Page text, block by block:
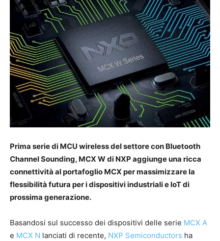
Prima serie di MCU wireless del settore con Bluetooth
Channel Sounding, MCX W di NXP aggiunge una ricca
connettività al portafoglio MCX per massimizzare la
flessibilità futura per i dispositivi industriali e IoT di
prossima generazione.
Basandosi sul successo dei dispositivi delle serie MCX A
e MCX N lanciati di recente, NXP Semiconductors ha